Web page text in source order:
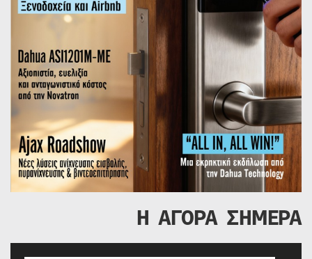
Η ΑΓΟΡΑ ΣΗΜΕΡΑ